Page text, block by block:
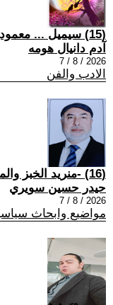
(15) سيميل ... معمودية الدم
آدم دانيال هومه
2026 / 8 / 7
الادب والفن
(16) -منريد الخبز والماي ... بس سالم ابو عداي-
حيدر حسين سويري
2026 / 8 / 7
مواضيع وابحاث